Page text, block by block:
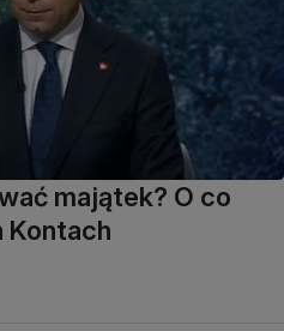
majątek? O co
Kontach